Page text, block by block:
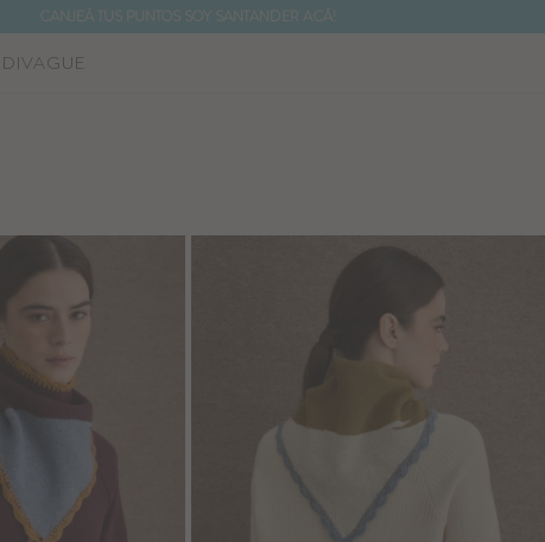
CANJEÁ TUS PUNTOS SOY SANTANDER ACÁ!
DIVAGUE